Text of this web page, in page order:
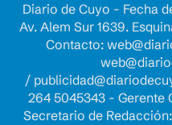
Diario de Cuyo - Fecha
Av. Alem Sur 1639.
Contacto:
/
264 5045343 - Gerente
Secretario de